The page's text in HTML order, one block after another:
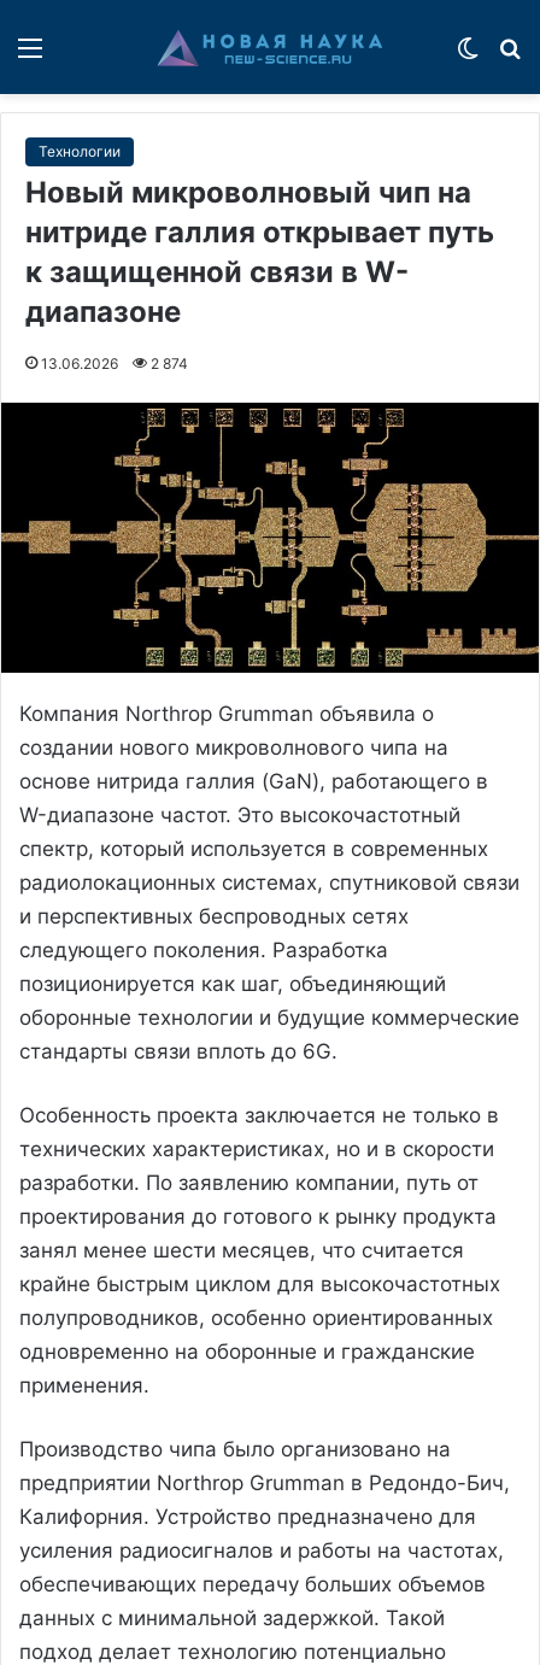
Технологии
Новый микроволновый чип на
нитриде галлия открывает путь
к защищенной связи в W-
диапазоне
13.06.2026 2 874
Компания Northrop Grumman объявила о
создании нового микроволнового чипа на
основе нитрида галлия (GaN), работающего в
W-диапазоне частот. Это высокочастотный
спектр, который используется в современных
радиолокационных системах, спутниковой связи
и перспективных беспроводных сетях
следующего поколения. Разработка
позиционируется как шаг, объединяющий
оборонные технологии и будущие коммерческие
стандарты связи вплоть до 6G.
Особенность проекта заключается не только в
технических характеристиках, но и в скорости
разработки. По заявлению компании, путь от
проектирования до готового к рынку продукта
занял менее шести месяцев, что считается
крайне быстрым циклом для высокочастотных
полупроводников, особенно ориентированных
одновременно на оборонные и гражданские
применения.
Производство чипа было организовано на
предприятии Northrop Grumman в Редондо-Бич,
Калифорния. Устройство предназначено для
усиления радиосигналов и работы на частотах,
обеспечивающих передачу больших объемов
данных с минимальной задержкой. Такой
подход делает технологию потенциально